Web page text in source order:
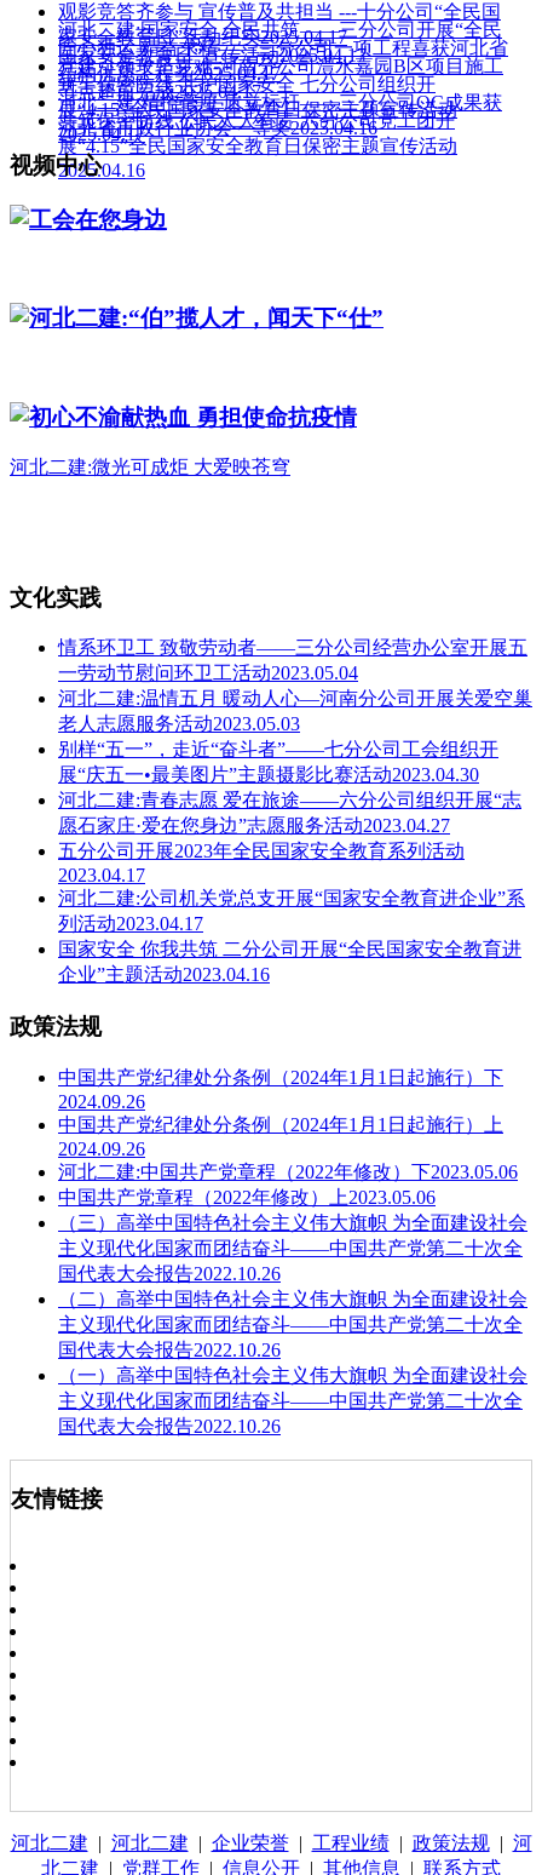
观影竞答齐参与 宣传普及共担当 ---十分公司“全民国
家安全教育日”活动纪实2025.04.17
河北二建:国家安全 全民共筑——三分公司开展“全民
国家安全教育日”宣传活动2025.04.17
匠心独运 精益求精——三分公司一项工程喜获河北省
结构优质工程奖2025.04.17
党建引领攻坚克难-河南分公司澧水嘉园B区项目施工
节点超前完成2025.04.17
筑牢保密防线 共护国家安全 七分公司组织开
展“4.15”全民国家安全教育日保密主题宣传活动
2025.04.17
河北二建:精控毫厘 质立标杆——三分公司QC成果获
河北省市政行业协会一等奖2025.04.16
共筑保密防线 公民人人有责 六分公司党工团开
展“4.15”全民国家安全教育日保密主题宣传活动
2025.04.16
视频中心
工会在您身边
河北二建:“伯”揽人才，闻天下“仕”
初心不渝献热血 勇担使命抗疫情
河北二建:微光可成炬 大爱映苍穹
文化实践
情系环卫工 致敬劳动者——三分公司经营办公室开展五
一劳动节慰问环卫工活动2023.05.04
河北二建:温情五月 暖动人心—河南分公司开展关爱空巢
老人志愿服务活动2023.05.03
别样“五一”，走近“奋斗者”——七分公司工会组织开
展“庆五一•最美图片”主题摄影比赛活动2023.04.30
河北二建:青春志愿 爱在旅途——六分公司组织开展“志
愿石家庄·爱在您身边”志愿服务活动2023.04.27
五分公司开展2023年全民国家安全教育系列活动
2023.04.17
河北二建:公司机关党总支开展“国家安全教育进企业”系
列活动2023.04.17
国家安全 你我共筑 二分公司开展“全民国家安全教育进
企业”主题活动2023.04.16
政策法规
中国共产党纪律处分条例（2024年1月1日起施行）下
2024.09.26
中国共产党纪律处分条例（2024年1月1日起施行）上
2024.09.26
河北二建:中国共产党章程（2022年修改）下2023.05.06
中国共产党章程（2022年修改）上2023.05.06
（三）高举中国特色社会主义伟大旗帜 为全面建设社会
主义现代化国家而团结奋斗——中国共产党第二十次全
国代表大会报告2022.10.26
（二）高举中国特色社会主义伟大旗帜 为全面建设社会
主义现代化国家而团结奋斗——中国共产党第二十次全
国代表大会报告2022.10.26
（一）高举中国特色社会主义伟大旗帜 为全面建设社会
主义现代化国家而团结奋斗——中国共产党第二十次全
国代表大会报告2022.10.26
友情链接
河北二建 | 河北二建 | 企业荣誉| 工程业绩| 政策法规| 河
北二建 | 党群工作 | 信息公开 | 其他信息 | 联系方式